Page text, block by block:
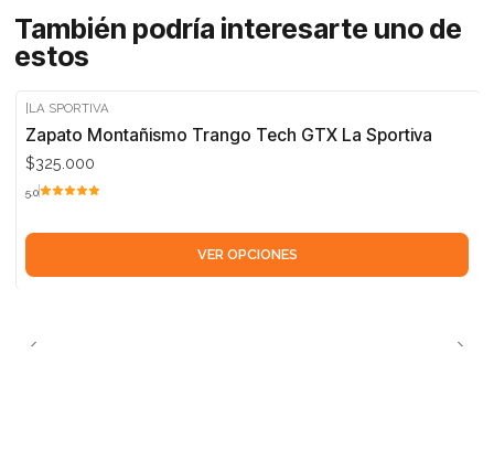
También podría interesarte uno de
estos
LA SPORTIVA
Zapato Montañismo Trango Tech GTX La Sportiva
$325.000
5.0
VER OPCIONES